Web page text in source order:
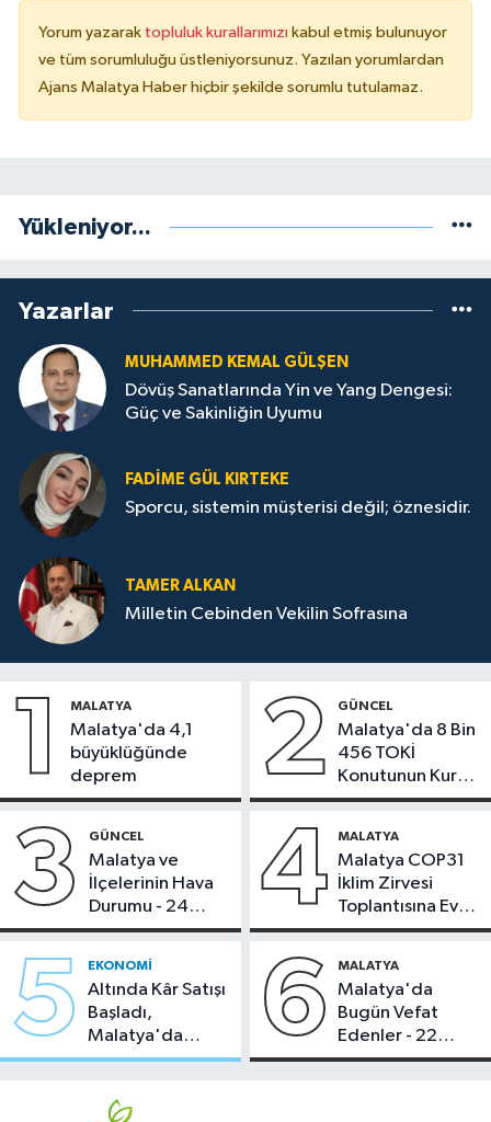
Yorum yazarak topluluk kurallarımızı kabul etmiş bulunuyor
ve tüm sorumluluğu üstleniyorsunuz. Yazılan yorumlardan
Ajans Malatya Haber hiçbir şekilde sorumlu tutulamaz.
Yükleniyor...
Yazarlar
MUHAMMED KEMAL GÜLŞEN
Dövüş Sanatlarında Yin ve Yang Dengesi:
Güç ve Sakinliğin Uyumu
FADIME GÜL KIRTEKE
Sporcu, sistemin müşterisi değil; öznesidir.
TAMER ALKAN
Milletin Cebinden Vekilin Sofrasına
1 MALATYA
Malatya'da 4,1
büyüklüğünde
deprem
2 GÜNCEL
Malatya'da 8 Bin
456 TOKİ
Konutunun Kurası
Bugün Çekiliyor
3 GÜNCEL
Malatya ve
İlçelerinin Hava
Durumu - 24
Temmuz 2026
4 MALATYA
Malatya COP31
İklim Zirvesi
Toplantısına Ev
Sahipliği Yaptı
5 EKONOMI
Altında Kâr Satışı
Başladı,
Malatya'da
Makas Ne
6 MALATYA
Malatya'da
Bugün Vefat
Edenler - 22
Temmuz 2026